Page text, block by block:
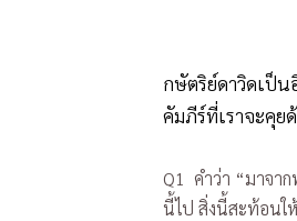
กษัตริย์ดาวิดเป็
คัมภีร์ที่เราจะคุย
Q1 คำว่า “มาจา
นี้ไป สิ่งนี้สะท้อนใ